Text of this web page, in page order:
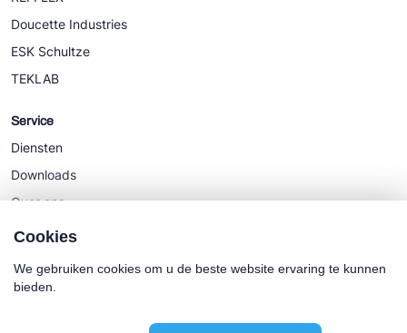
Doucette Industries
ESK Schultze
TEKLAB
Service
Diensten
Downloads
Over ons
Nieuws
Algemene Voorwaarden
Cookies
We gebruiken cookies om u de beste website ervaring te kunnen
bieden.